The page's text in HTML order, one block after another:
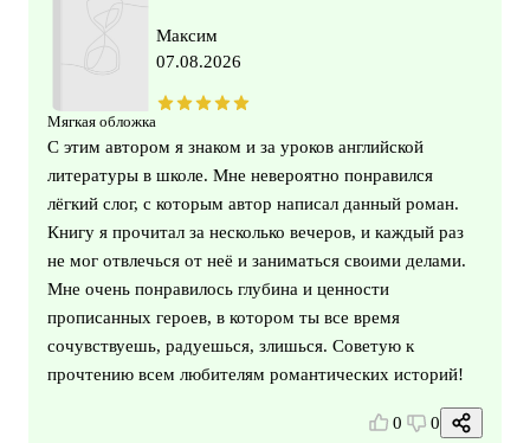
Мягкая обложка
Максим
07.08.2026
С этим автором я знаком и за уроков английской
литературы в школе. Мне невероятно понравился
лёгкий слог, с которым автор написал данный роман.
Книгу я прочитал за несколько вечеров, и каждый раз
не мог отвлечься от неё и заниматься своими делами.
Мне очень понравилось глубина и ценности
прописанных героев, в котором ты все время
сочувствуешь, радуешься, злишься. Советую к
прочтению всем любителям романтических историй!
0 0